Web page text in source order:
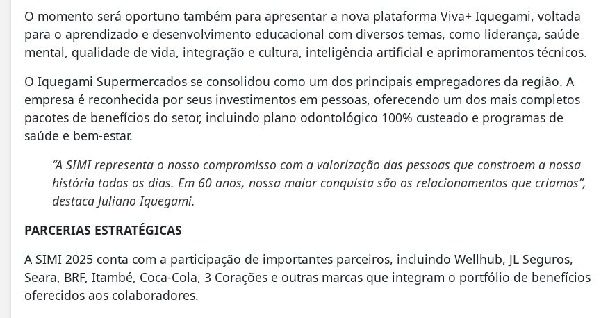
O momento será oportuno também para apresentar a nova plataforma Viva+ Iquegami, voltada
para o aprendizado e desenvolvimento educacional com diversos temas, como liderança, saúde
mental, qualidade de vida, integração e cultura, inteligência artificial e aprimoramentos técnicos.
O Iquegami Supermercados se consolidou como um dos principais empregadores da região. A
empresa é reconhecida por seus investimentos em pessoas, oferecendo um dos mais completos
pacotes de benefícios do setor, incluindo plano odontológico 100% custeado e programas de
saúde e bem-estar.
“A SIMI representa o nosso compromisso com a valorização das pessoas que constroem a nossa
história todos os dias. Em 60 anos, nossa maior conquista são os relacionamentos que criamos”,
destaca Juliano Iquegami.
PARCERIAS ESTRATÉGICAS
A SIMI 2025 conta com a participação de importantes parceiros, incluindo Wellhub, JL Seguros,
Seara, BRF, Itambé, Coca-Cola, 3 Corações e outras marcas que integram o portfólio de benefícios
oferecidos aos colaboradores.